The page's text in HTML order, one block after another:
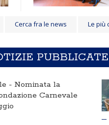
Cerca fra le news Le più
PUBBLICATE
- Nominata la
Carnevale